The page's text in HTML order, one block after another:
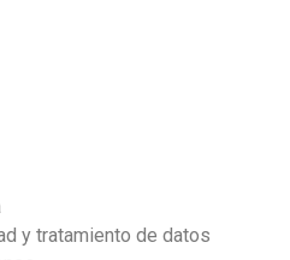
y tratamiento de datos